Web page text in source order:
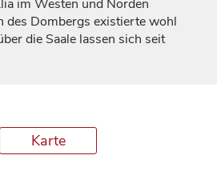
im Westen und Norden
des Dombergs existierte wohl
die Saale lassen sich seit
Karte